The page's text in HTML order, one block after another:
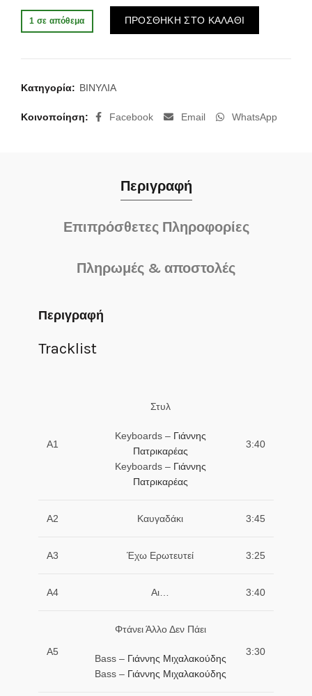
was:
τιμή
1 σε απόθεμα ΠΡΟΣΘΗΚΗ ΣΤΟ ΚΑΛΑΘΙ
Κατηγορία: ΒΙΝΥΛΙΑ
Κοινοποίηση Facebook Email WhatsApp
Περιγραφή
Επιπρόσθετες Πληροφορίες
Πληρωμές & αποστολές
Περιγραφή
Tracklist
Α1
Στυλ
Keyboards – Γιάννης
Πατρικαρέας
Keyboards – Γιάννης
Πατρικαρέας
3:40
Α2 Καυγαδάκι 3:45
Α3 Έχω Ερωτευτεί 3:25
Α4 Αι… 3:40
Α5
Φτάνει Άλλο Δεν Πάει
Bass – Γιάννης Μιχαλακούδης
Bass – Γιάννης Μιχαλακούδης
3:30